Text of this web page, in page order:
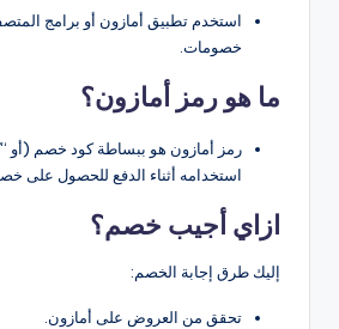
استخدم تطبيق أمازون أو برامج
خصومات.
ما هو رمز أمازون؟
رمز أمازون هو ببساطة كود خصم
استخدامه أثناء الدفع للحصول على
ازاي أجيب خصم؟
إليك طرق إجابة الخصم:
تحقق من العروض على أمازون.